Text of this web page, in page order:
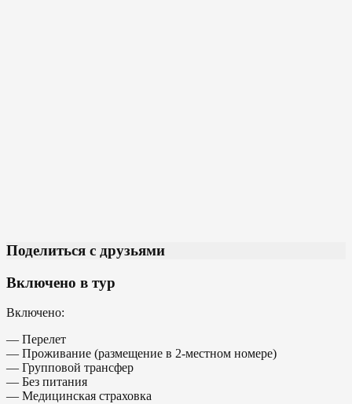
Поделиться с друзьями
Включено в тур
Включено:
— Перелет
— Проживание (размещение в 2-местном номере)
— Групповой трансфер
— Без питания
— Медицинская страховка